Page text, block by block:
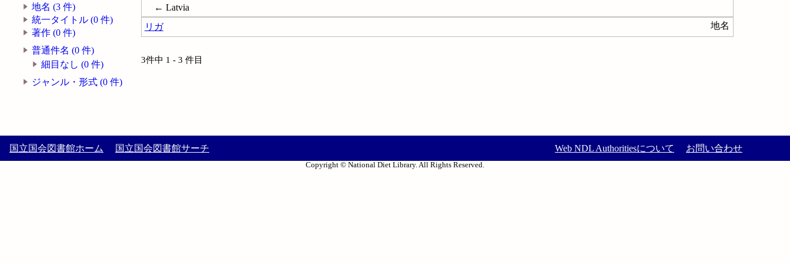
地名 (3 件)
統一タイトル (0 件)
著作 (0 件)
普通件名 (0 件)
細目なし (0 件)
ジャンル・形式 (0 件)
← Latvia
リガ
地名
3件中 1 - 3 件目
国立国会図書館ホーム 国立国会図書館サーチ Web NDL Authoritiesについて お問い合わせ
Copyright © National Diet Library. All Rights Reserved.